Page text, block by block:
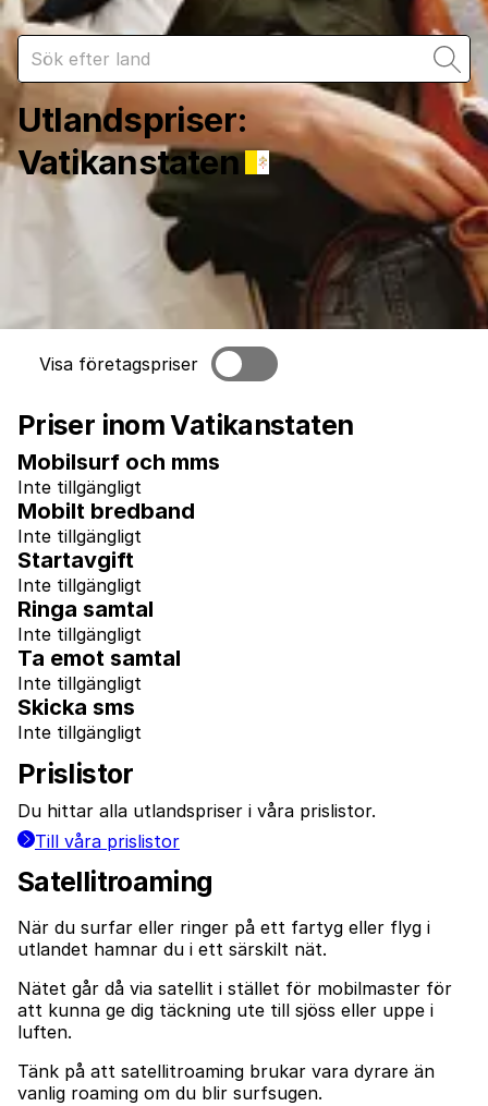
Utlandspriser:
Vatikanstaten
Visa företagspriser
Priser inom Vatikanstaten
Mobilsurf och mms
Inte tillgängligt
Mobilt bredband
Inte tillgängligt
Startavgift
Inte tillgängligt
Ringa samtal
Inte tillgängligt
Ta emot samtal
Inte tillgängligt
Skicka sms
Inte tillgängligt
Prislistor
Du hittar alla utlandspriser i våra prislistor.
Till våra prislistor
Satellitroaming
När du surfar eller ringer på ett fartyg eller flyg i
utlandet hamnar du i ett särskilt nät.
Nätet går då via satellit i stället för mobilmaster för
att kunna ge dig täckning ute till sjöss eller uppe i
luften.
Tänk på att satellitroaming brukar vara dyrare än
vanlig roaming om du blir surfsugen.